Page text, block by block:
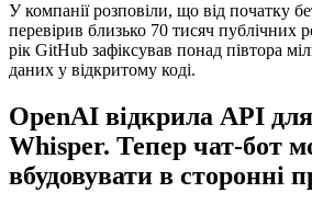
У компанії розповіли, що від початку
перевірив близько 70 тисяч публічних
рік GitHub зафіксував понад півтора
даних у відкритому коді.
OpenAI відкрила API
Whisper. Тепер чат-бот
вбудовувати в сторонні